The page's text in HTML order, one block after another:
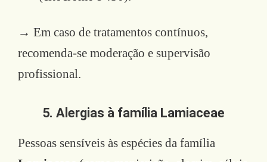
→ Em caso de tratamentos contínuos,
recomenda-se moderação e supervisão
profissional.
5. Alergias à família Lamiaceae
Pessoas sensíveis às espécies da família